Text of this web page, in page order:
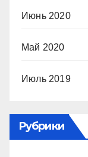
Июнь 2020
Май 2020
Июль 2019
Рубрики